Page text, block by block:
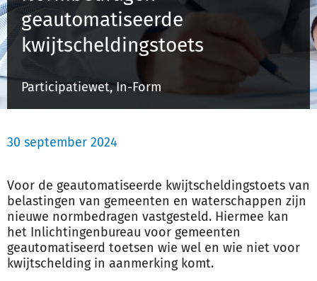
Inloggen
Registreren
geautomatiseerde
kwijtscheldingstoets
Participatiewet, In-Form
30 september 2024
Voor de geautomatiseerde kwijtscheldingstoets van
belastingen van gemeenten en waterschappen zijn
nieuwe normbedragen vastgesteld. Hiermee kan
het Inlichtingenbureau voor gemeenten
geautomatiseerd toetsen wie wel en wie niet voor
kwijtschelding in aanmerking komt.